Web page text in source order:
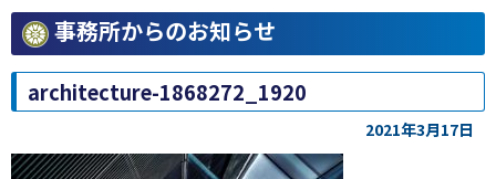
事務所からのお知らせ
architecture-1868272_1920
2021年3月17日